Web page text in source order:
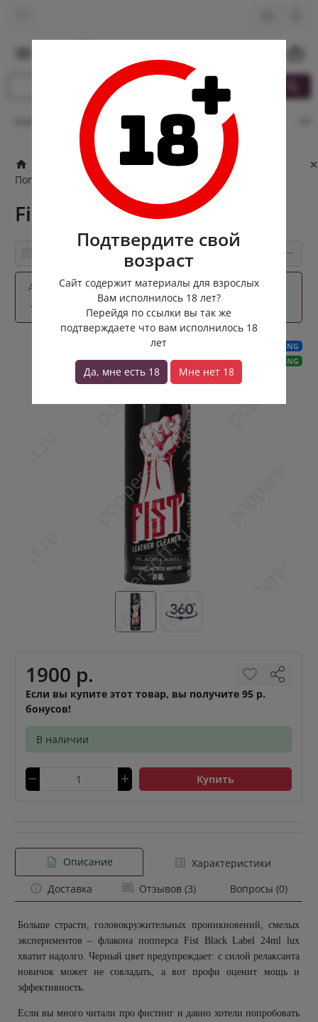
Подтвердите свой
возраст
Сайт содержит материалы для взрослых
Вам исполнилось 18 лет?
Перейдя по ссылки вы так же
подтверждаете что вам исполнилось 18
лет
Да, мне есть 18 Мне нет 18
Оплата и доставка Кэшбек
×
Попперсы
Люксембургские попперсы
Попперсы для фистинга
Fist Black Label 24ml
Fist Black Label 24ml
Информация о товаре
Артикул:fistblack-24-lux
3 отзывов
FISTING
STRONG
1900 р.
Если вы купите этот товар, вы получите 95 р.
бонусов!
В наличии
Купить
Описание
Характеристики
Доставка
Отзывов (3) Вопросы (0)
Больше страсти, головокружительных проникновений, смелых
экспериментов – флакона попперса Fist Black Label 24ml lux
хватит надолго. Черный цвет предупреждает: с силой релаксанта
новичок может не совладать, а вот профи оценит мощь и
эффективность.
Если вы много читали про фистинг и давно хотели попробовать